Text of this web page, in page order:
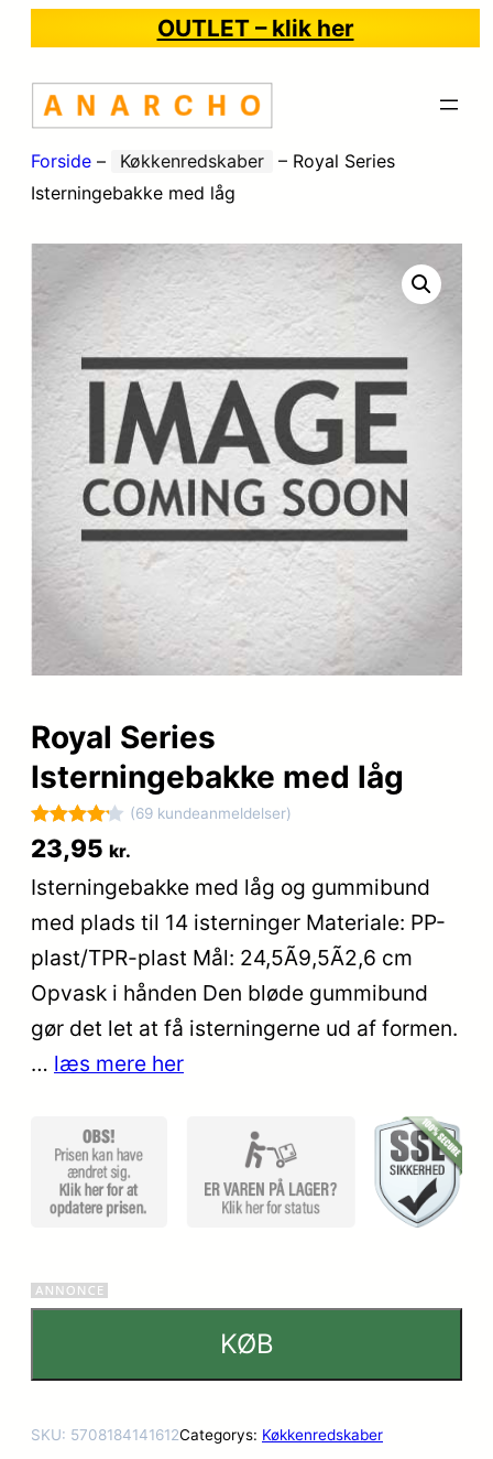
OUTLET – klik her
Forside – Køkkenredskaber – Royal Series
Isterningebakke med låg
Royal Series
Isterningebakke med låg
Bedømt
som
ud af 5
baseret
på
69
mmelser
(69 kundeanmeldelser)
23,95 kr.
Isterningebakke med låg og gummibund
med plads til 14 isterninger Materiale: PP-
plast/TPR-plast Mål: 24,5Ã9,5Ã2,6 cm
Opvask i hånden Den bløde gummibund
gør det let at få isterningerne ud af formen.
… læs mere her
KØB
SKU: 5708184141612Categorys: Køkkenredskaber